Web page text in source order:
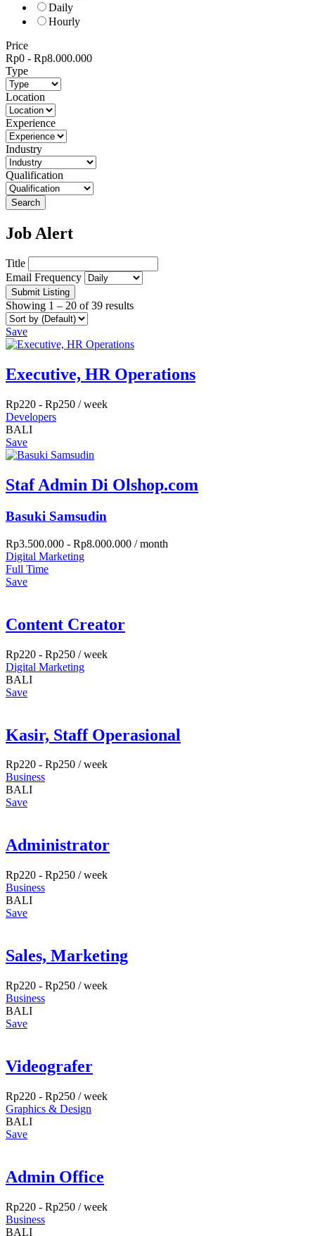
Daily
Hourly
Price
Rp0 - Rp8.000.000
Type
Location
Experience
Industry
Qualification
Search
Job Alert
Title
Email Frequency
Submit Listing
Showing 1 – 20 of 39 results
Save
Executive, HR Operations
Rp220 - Rp250 / week
Developers
BALI
Save
Staf Admin Di Olshop.com
Basuki Samsudin
Rp3.500.000 - Rp8.000.000 / month
Digital Marketing
Full Time
Save
Content Creator
Rp220 - Rp250 / week
Digital Marketing
BALI
Save
Kasir, Staff Operasional
Rp220 - Rp250 / week
Business
BALI
Save
Administrator
Rp220 - Rp250 / week
Business
BALI
Save
Sales, Marketing
Rp220 - Rp250 / week
Business
BALI
Save
Videografer
Rp220 - Rp250 / week
Graphics & Design
BALI
Save
Admin Office
Rp220 - Rp250 / week
Business
BALI